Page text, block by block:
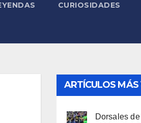
CURIOSIDADES
ARTÍCULOS MÁS
Dorsales